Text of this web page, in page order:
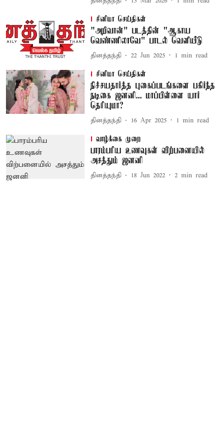
சினிமா செய்திகள்
"அறிவான்" படத்தின் "ஆகாய
வெண்ணிலாவே" பாடல் வெளியீடு
தினத்தந்தி 22 Jun 2025 1 min read
சினிமா செய்திகள்
நிச்சயதார்த்த புகைப்படங்களை பகிர்ந்த
நடிகை ஜனனி... மாப்பிள்ளை யார்
தெரியுமா?
தினத்தந்தி 16 Apr 2025 1 min read
வாழ்க்கை முறை
பாரம்பரிய உணவுகள் விற்பனையில்
அசத்தும் ஜனனி
தினத்தந்தி 18 Jun 2022 2 min read